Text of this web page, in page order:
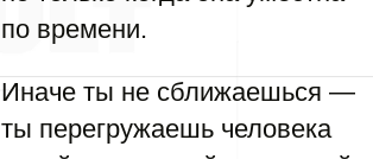
по времени.
Иначе ты не сближаешься —
ты перегружаешь человека